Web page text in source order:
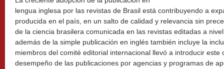
lengua inglesa por las revistas de Brasil está contribuyendo a
producida en el país, en un salto de calidad y relevancia sin
de la ciencia brasilera comunicada en las revistas editadas a
además de la simple publicación en inglés también incluye la
miembros del comité editorial internacional llevó a introducir este
desempeño de las publicaciones por agencias y programas de